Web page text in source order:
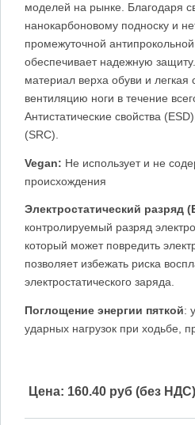
моделей на рынке. Благодаря
нанокарбоновому подноску и
промежуточной
обеспечивает надежную
материал верха обуви и легкая
вентиляцию ноги в течение
Антистатические свойства
(SRC).
Vegan: Не использует и не
происхождения
Электростатический разряд
контролируемый разряд
который может повредить
позволяет избежать риска
электростатического заряда.
Поглощение энергии пяткой:
ударных нагрузок при ходьбе,
Цена: 160.40 руб (без НДС)